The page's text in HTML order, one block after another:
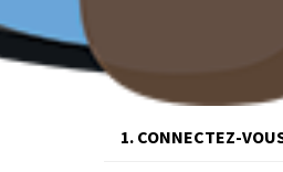
1. CONNECTEZ-